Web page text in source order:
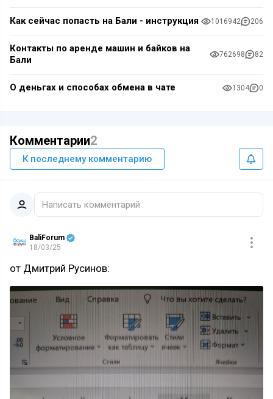
Как сейчас попасть на Бали - инструкция 1016942 206
Контакты по аренде машин и байков на
Бали
762698 82
О деньгах и способах обмена в чате 1304 0
Комментарии2
К последнему комментарию
Написать комментарий
BaliForum
18/03/25
от Дмитрий Русинов: